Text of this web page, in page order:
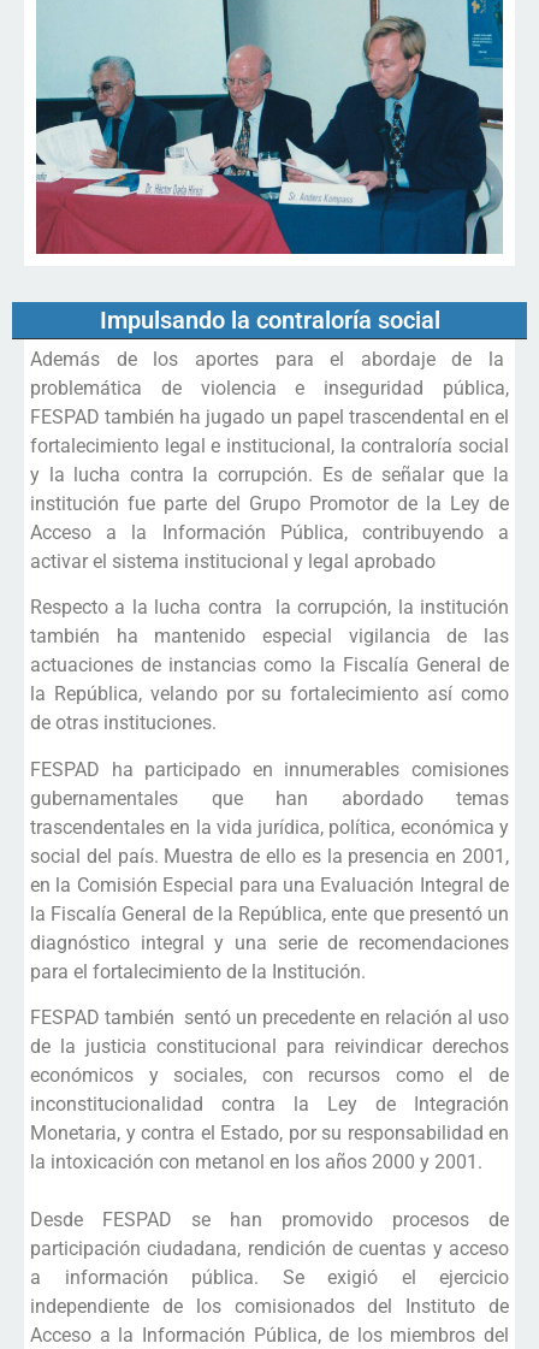
Impulsando la contraloría social
Además de los aportes para el abordaje de la
problemática de violencia e inseguridad pública,
FESPAD también ha jugado un papel trascendental en el
fortalecimiento legal e institucional, la contraloría social
y la lucha contra la corrupción. Es de señalar que la
institución fue parte del Grupo Promotor de la Ley de
Acceso a la Información Pública, contribuyendo a
activar el sistema institucional y legal aprobado
Respecto a la lucha contra la corrupción, la institución
también ha mantenido especial vigilancia de las
actuaciones de instancias como la Fiscalía General de
la República, velando por su fortalecimiento así como
de otras instituciones.
FESPAD ha participado en innumerables comisiones
gubernamentales que han abordado temas
trascendentales en la vida jurídica, política, económica y
social del país. Muestra de ello es la presencia en 2001,
en la Comisión Especial para una Evaluación Integral de
la Fiscalía General de la República, ente que presentó un
diagnóstico integral y una serie de recomendaciones
para el fortalecimiento de la Institución.
FESPAD también sentó un precedente en relación al uso
de la justicia constitucional para reivindicar derechos
económicos y sociales, con recursos como el de
inconstitucionalidad contra la Ley de Integración
Monetaria, y contra el Estado, por su responsabilidad en
la intoxicación con metanol en los años 2000 y 2001.
Desde FESPAD se han promovido procesos de
participación ciudadana, rendición de cuentas y acceso
a información pública. Se exigió el ejercicio
independiente de los comisionados del Instituto de
Acceso a la Información Pública, de los miembros del